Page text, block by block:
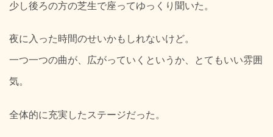
少し後ろの方の芝生で座ってゆっくり聞いた。
夜に入った時間のせいかもしれないけど。
一つ一つの曲が、広がっていくというか、とてもいい雰囲
気。
全体的に充実したステージだった。